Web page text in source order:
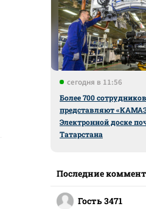
сегодня в 11:56
Более 700 сотрудников
представляют
Электронной доске
Татарстана
Последние
Гость 3471